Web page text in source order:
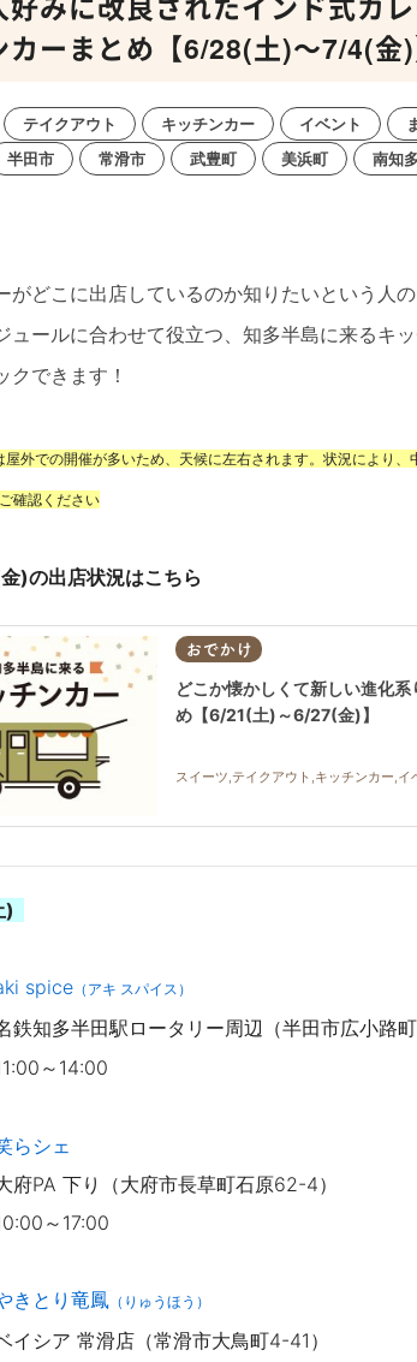
カーまとめ【6/28(土)～7/4(金)
テイクアウト キッチンカー イベント
半田市 常滑市 武豊町 美浜町 南知
がどこに出店しているのか知りたいという人
ュールに合わせて役立つ、知多半島に来るキ
クできます！
屋外での開催が多いため、天候に左右されます。状況により
確認ください
)の出店状況はこちら
おでかけ
どこか懐かしくて新しい進化
め【6/21(土)～6/27(金)】
スイーツ,テイクアウト,キッチンカー,イ
)
spice （アキ スパイス）
鉄知多半田駅ロータリー周辺（半田市広小路町
～14:00
らシェ
府PA 下り（大府市長草町石原62-4）
～17:00
きとり竜鳳 （りゅうほう）
イシア 常滑店（常滑市大鳥町4-41）